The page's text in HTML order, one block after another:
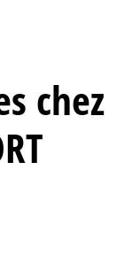
chez